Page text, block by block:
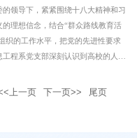
领导下，紧紧围绕十八大精神和习
理想信念，结合“群众路线教育活
织的工作水平，把党的先进性要求
程系党支部深刻认识到高校的人才
上一页 下一页>>
尾页